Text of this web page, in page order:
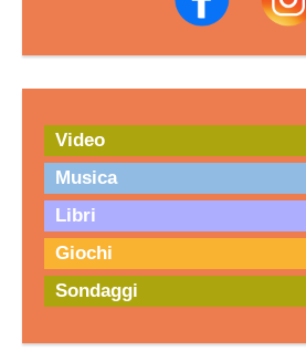
Video
Musica
Libri
Giochi
Sondaggi